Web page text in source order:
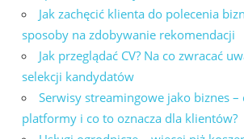
Jak zachęcić klienta do polecenia
sposoby na zdobywanie rekomendacji
Jak przeglądać CV? Na co zwracać
selekcji kandydatów
Serwisy streamingowe jako biznes –
platformy i co to oznacza dla klientów?